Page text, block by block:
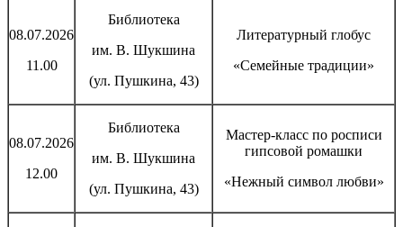
08.07.2026
11.00
Библиотека
им. В. Шукшина
(ул. Пушкина, 43)
Литературный глобус
«Семейные традиции»
08.07.2026
12.00
Библиотека
им. В. Шукшина
(ул. Пушкина, 43)
Мастер-класс по росписи
гипсовой ромашки
«Нежный символ любви»